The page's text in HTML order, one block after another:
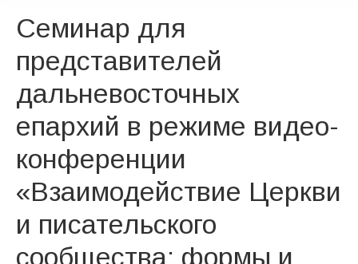
Семинар для
представителей
дальневосточных
епархий в режиме видео-
конференции
«Взаимодействие Церкви
и писательского
сообщества: формы и